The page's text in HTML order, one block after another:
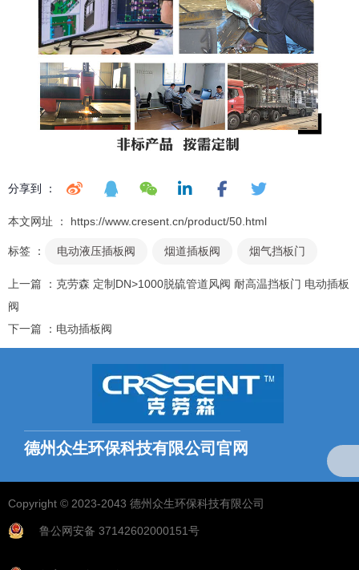
分享到 ：
本文网址 ： https://www.cresent.cn/product/50.html
标签 ： 电动液压插板阀 烟道插板阀 烟气挡板门
上一篇 ： 克劳森 定制DN>1000脱硫管道风阀 耐高温挡板门 电动插板
阀
下一篇 ： 电动插板阀
德州众生环保科技有限公司官网
18769703768（微信同号）
Copyright © 2023-2043 德州众生环保科技有限公司
鲁公网安备 37142602000151号